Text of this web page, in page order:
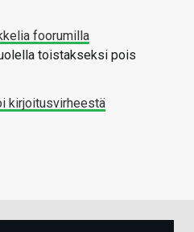
foorumilla
toistakseksi pois
kirjoitusvirheestä